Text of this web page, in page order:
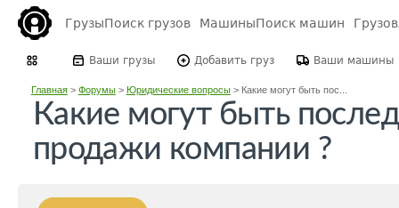
ГрузыПоиск грузов МашиныПоиск машин
Ваши грузы Добавить груз Ваши машины
Главная> Форумы> Юридические вопросы> Какие могут быть пос...
Какие могут быть
продажи компании ?